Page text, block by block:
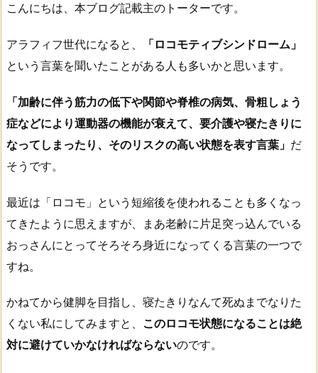
こんにちは、本ブログ記載主のトーターです。
アラフィフ世代になると、
「ロコモティブシンドローム」
という言葉を聞いたことがある人も多いかと思います。
「加齢に伴う筋力の低下や関節や脊椎の病気、骨粗しょう
症などにより運動器の機能が衰えて、要介護や寝たきりに
なってしまったり、そのリスクの高い状態を表す言葉」 だ
そうです。
最近は「ロコモ」という短縮後を使われることも多くなっ
てきたように思えますが、まあ老齢に片足突っ込んでいる
おっさんにとってそろそろ身近になってくる言葉の一つで
すね。
かねてから健脚を目指し、寝たきりなんて死ぬまでなりた
くない私にしてみますと、 このロコモ状態になることは絶
対に避けていかなければならないのです。